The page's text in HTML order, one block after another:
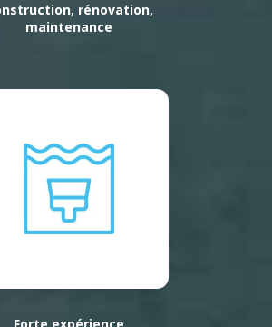
rénovation,
maintenance